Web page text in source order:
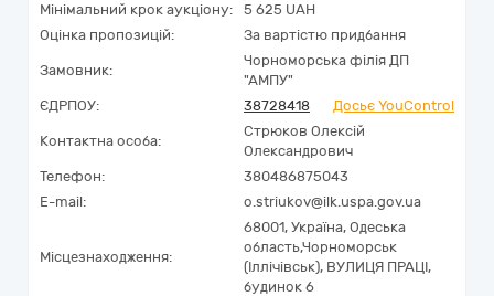
Мінімальний крок аукціону:
5 625 UAH
Оцінка пропозицій:
За вартістю придбання
Замовник:
Чорноморська філія ДП
"АМПУ"
ЄДРПОУ:
38728418 Досьє YouControl
Контактна особа:
Стрюков Олексій
Олександрович
Телефон:
380486875043
E-mail:
o.striukov@ilk.uspa.gov.ua
Місцезнаходження:
68001, Україна, Одеська
область,Чорноморськ
(Іллічівськ), ВУЛИЦЯ ПРАЦІ,
будинок 6